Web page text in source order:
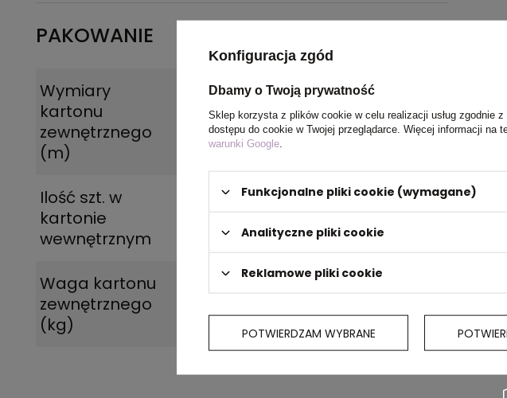
PAKOWANIE
Wymiary
kartonu
zewnętrznego
(m)
0.36x0.36x0.425
Ilość szt. w
kartonie
wewnętrznym
Waga kartonu
zewnętrznego
(kg)
5.750
Konfiguracja zgód
Dbamy o Twoją prywatność
Sklep korzysta z plików cookie w celu realizacji usług zgodnie z
dostępu do cookie w Twojej przeglądarce. Więcej informacji
warunki Google
Funkcjonalne pliki cookie (wymagane)
Analityczne pliki cookie
Reklamowe pliki cookie
POTWIERDZAM WYBRANE